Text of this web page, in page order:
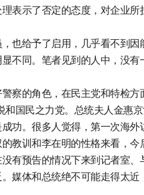
表示了否定的态度，对企业所
也给予了启用，几乎看不到
不同。笔者见到的人中，没有
察的角色，在民主党和特检
和国民之力党。总统夫人金惠
功。很多人觉得，第一次海
教训和李在明的性格来看，今
有预告的情况下来到记者室
媒体和总统绝不可能走得太近